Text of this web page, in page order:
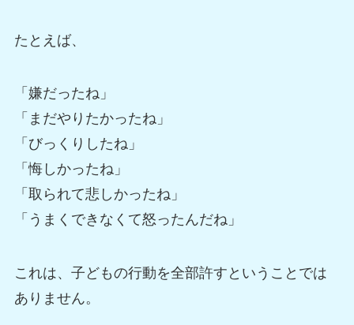
たとえば、
「嫌だったね」
「まだやりたかったね」
「びっくりしたね」
「悔しかったね」
「取られて悲しかったね」
「うまくできなくて怒ったんだね」
これは、子どもの行動を全部許すということでは
ありません。